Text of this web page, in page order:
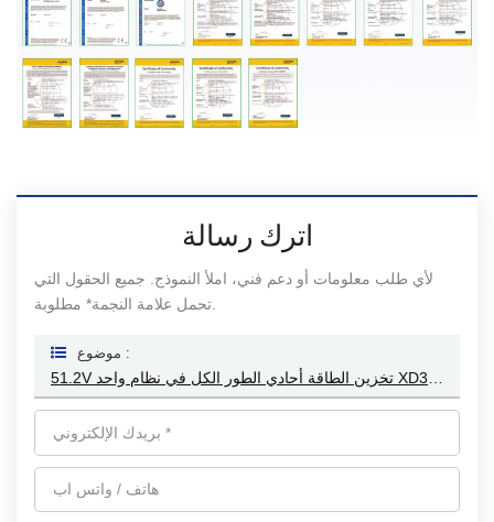
اترك رسالة
لأي طلب معلومات أو دعم فني، املأ النموذج. جميع الحقول التي
موضوع :